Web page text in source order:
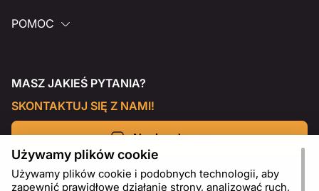
POMOC
MASZ JAKIEŚ PYTANIA?
SKONTAKTUJ SIĘ Z NAMI!
Napisz do nas
Używamy plików cookie
Używamy plików cookie i podobnych technologii, aby
zapewnić prawidłowe działanie strony, analizować ruch,